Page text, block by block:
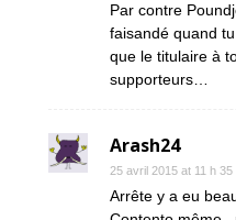
Par contre
faisandé quand
que le titulaire à
supporteurs…
Arash24
25 avril 2015 at 11 h 35
Arrête y a eu